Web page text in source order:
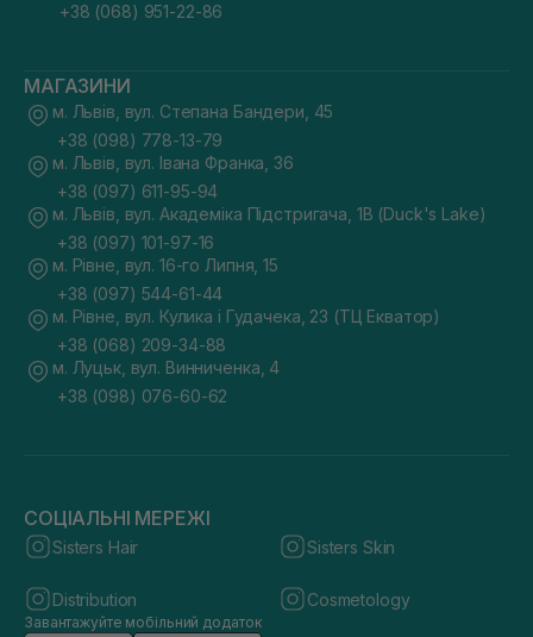
+38 (068) 951-22-86
МАГАЗИНИ
м. Львів, вул. Степана Бандери, 45
+38 (098) 778-13-79
м. Львів, вул. Івана Франка, 36
+38 (097) 611-95-94
м. Львів, вул. Академіка Підстригача, 1В (Duck's Lake)
+38 (097) 101-97-16
м. Рівне, вул. 16-го Липня, 15
+38 (097) 544-61-44
м. Рівне, вул. Кулика і Гудачека, 23 (ТЦ Екватор)
+38 (068) 209-34-88
м. Луцьк, вул. Винниченка, 4
+38 (098) 076-60-62
СОЦІАЛЬНІ МЕРЕЖІ
Sisters Hair Sisters Skin
Distribution Cosmetology
Завантажуйте мобільний додаток